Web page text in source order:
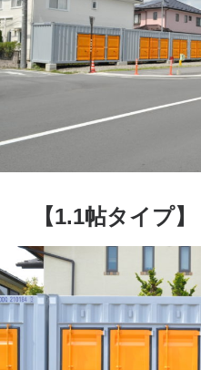
【1.1帖タイプ】